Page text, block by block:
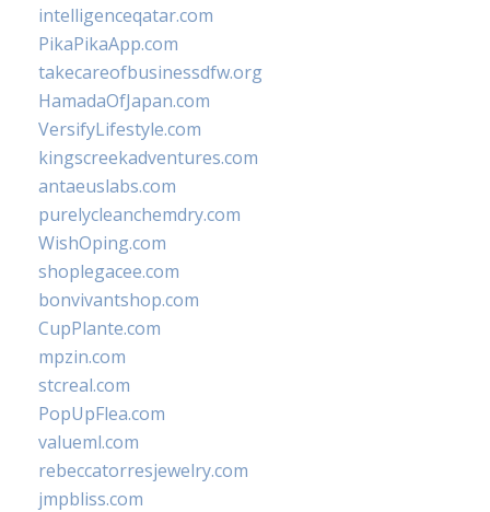
intelligenceqatar.com
PikaPikaApp.com
takecareofbusinessdfw.org
HamadaOfJapan.com
VersifyLifestyle.com
kingscreekadventures.com
antaeuslabs.com
purelycleanchemdry.com
WishOping.com
shoplegacee.com
bonvivantshop.com
CupPlante.com
mpzin.com
stcreal.com
PopUpFlea.com
valueml.com
rebeccatorresjewelry.com
jmpbliss.com